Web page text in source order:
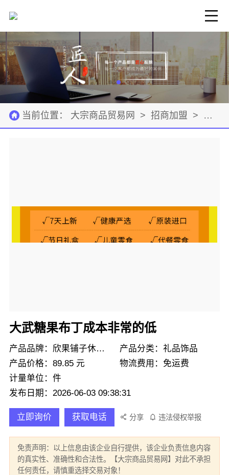
当前位置： 大宗商品贸易网 > 招商加盟 > 礼品
大武糖果布丁成本非常的低
产品品牌：欣果铺子休闲零食
产品分类：礼品饰品
产品价格：89.85 元
物流费用：免运费
计量单位：件
发布日期：2026-06-03 09:38:31
立即询价 获取电话 分享 违法侵权举报
免责声明：以上信息由该企业自行提供，该企业负责信息内容
的真实性、准确性和合法性。【大宗商品贸易网】对此不承担
任何责任，请慎重选择交易对象！